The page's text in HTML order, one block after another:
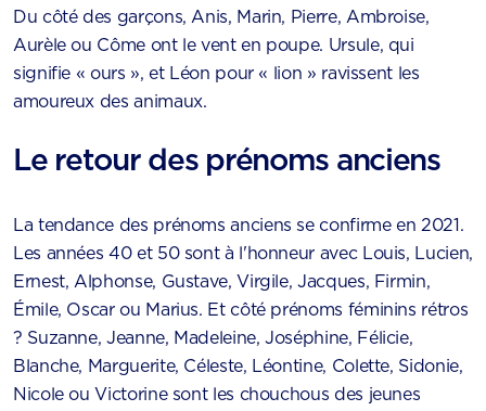
Du côté des garçons, Anis, Marin, Pierre, Ambroise,
Aurèle ou Côme ont le vent en poupe. Ursule, qui
signifie « ours », et Léon pour « lion » ravissent les
amoureux des animaux.
Le retour des prénoms anciens
La tendance des prénoms anciens se confirme en 2021.
Les années 40 et 50 sont à l'honneur avec Louis, Lucien,
Ernest, Alphonse, Gustave, Virgile, Jacques, Firmin,
Émile, Oscar ou Marius. Et côté prénoms féminins rétros
? Suzanne, Jeanne, Madeleine, Joséphine, Félicie,
Blanche, Marguerite, Céleste, Léontine, Colette, Sidonie,
Nicole ou Victorine sont les chouchous des jeunes